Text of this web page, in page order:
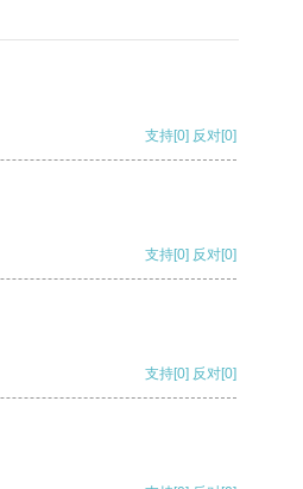
支持[0] 反对[0]
支持[0] 反对[0]
支持[0] 反对[0]